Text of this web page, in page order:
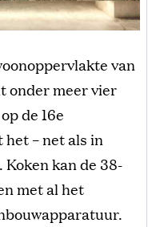
van
onder meer vier
de 16e
– net als in
Koken kan de 38-
met al het